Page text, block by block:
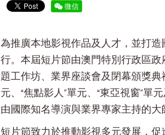
微信
為推廣本地影視作品及人才，並打
行。本屆短片節由澳門特別行政區
題工作坊、業界座談會及閉幕頒獎典
元、“焦點影人”單元、“東亞視窗”
由國際知名導演與業界專家主持的
短片節致力於推動影視多元發展，